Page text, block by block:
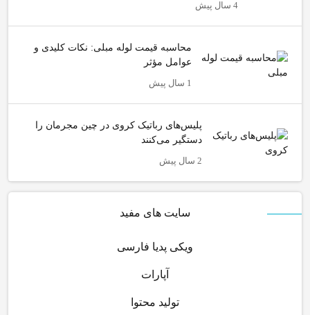
4 سال پیش
محاسبه قیمت لوله مبلی: نکات کلیدی و
عوامل مؤثر
1 سال پیش
پلیس‌های رباتیک کروی در چین مجرمان را
دستگیر می‌کنند
2 سال پیش
سایت های مفید
ویکی پدیا فارسی
آپارات
تولید محتوا